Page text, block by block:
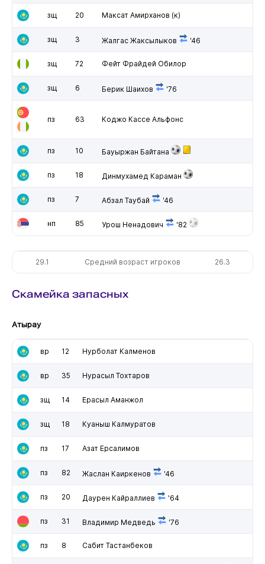
зщ 20 Максат Амирханов (к)
зщ 3 Жалгас Жаксылыков '46
зщ 72 Фейт Фрайдей Обилор
зщ 6 Берик Шаихов '76
пз 63 Коджо Кассе Альфонс
пз 10 Бауыржан Байтана
пз 18 Динмухамед Караман
пз 7 Абзал Таубай '46
нп 85 Урош Ненадович '82
29.1 Средний возраст игроков 26.3
Скамейка запасных
Атырау
вр 12 Нурболат Калменов
вр 35 Нурасыл Тохтаров
зщ 14 Ерасыл Аманжол
зщ 18 Куаныш Калмуратов
пз 17 Азат Ерсалимов
пз 82 Жаслан Каиркенов '46
пз 20 Даурен Кайраллиев '64
пз 31 Владимир Медведь '76
пз 8 Сабит Тастанбеков